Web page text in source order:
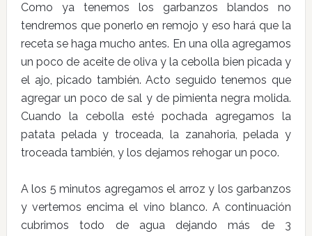
Como ya tenemos los garbanzos blandos no
tendremos que ponerlo en remojo y eso hará que la
receta se haga mucho antes. En una olla agregamos
un poco de aceite de oliva y la cebolla bien picada y
el ajo, picado también. Acto seguido tenemos que
agregar un poco de sal y de pimienta negra molida.
Cuando la cebolla esté pochada agregamos la
patata pelada y troceada, la zanahoria, pelada y
troceada también, y los dejamos rehogar un poco.
A los 5 minutos agregamos el arroz y los garbanzos
y vertemos encima el vino blanco. A continuación
cubrimos todo de agua dejando más de 3